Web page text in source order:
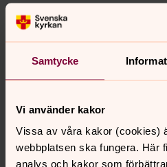
Samtycke
Vi använder kakor
Vissa av våra kakor (cookies)
webbplatsen ska fungera. Här
analys och kakor som
Kyrkvaktmästare
Britt-Marie Juhl,
i
Fleninge
tel 042-16 70 24
Liselotte
och Välinge
tel 042-16 70 22